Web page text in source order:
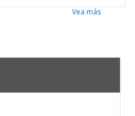
Vea más